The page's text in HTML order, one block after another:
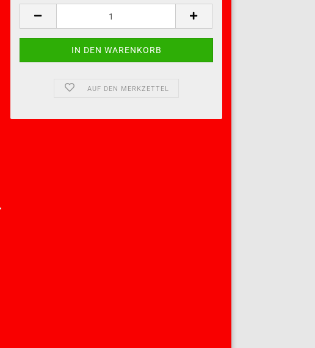
AUF DEN MERKZETTEL